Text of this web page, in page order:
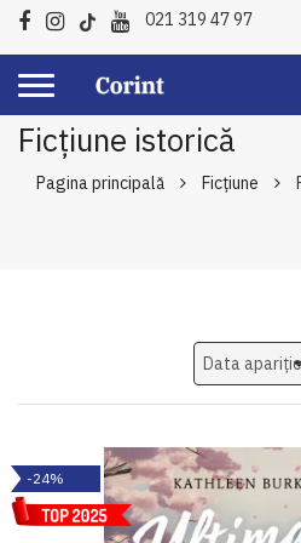
021 319 47 97
Ficțiune istorică
Pagina principală Ficțiune
-24%